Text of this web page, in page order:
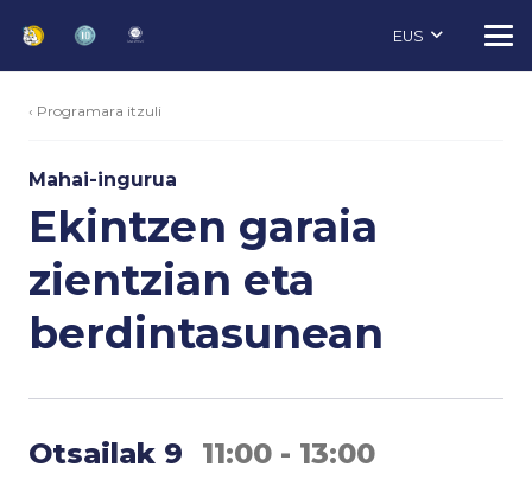
EUS
‹ Programara itzuli
Mahai-ingurua
Ekintzen garaia
zientzian eta
berdintasunean
Otsailak 9 11:00 - 13:00